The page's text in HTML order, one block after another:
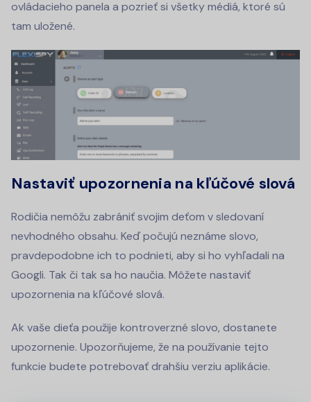
ovládacieho panela a pozrieť si všetky médiá, ktoré sú
tam uložené.
Nastaviť upozornenia na kľúčové slová
Rodičia nemôžu zabrániť svojim deťom v sledovaní
nevhodného obsahu. Keď počujú neznáme slovo,
pravdepodobne ich to podnieti, aby si ho vyhľadali na
Googli. Tak či tak sa ho naučia. Môžete nastaviť
upozornenia na kľúčové slová.
Ak vaše dieťa použije kontroverzné slovo, dostanete
upozornenie. Upozorňujeme, že na používanie tejto
funkcie budete potrebovať drahšiu verziu aplikácie.